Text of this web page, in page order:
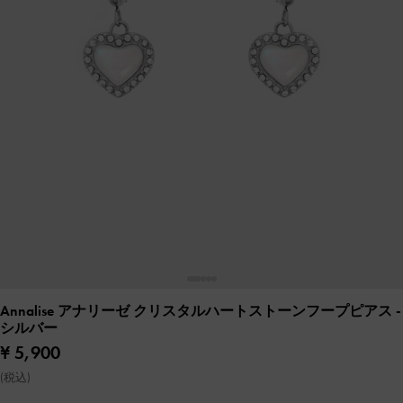
Annalise アナリーゼ クリスタルハートストーンフープピアス -
シルバー
¥ 5,900
(税込)